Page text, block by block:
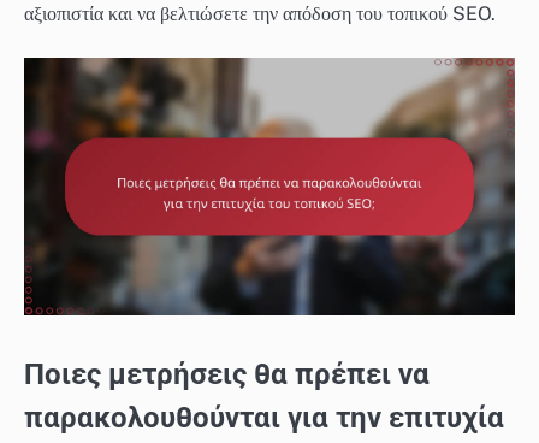
αξιοπιστία και να βελτιώσετε την απόδοση του τοπικού SEO.
Ποιες μετρήσεις θα πρέπει να
παρακολουθούνται για την επιτυχία